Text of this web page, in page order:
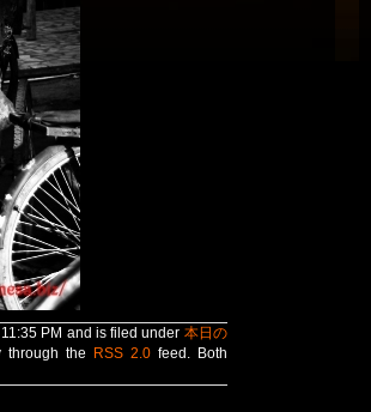
PM and is filed under 本日の
through the RSS 2.0 feed. Both